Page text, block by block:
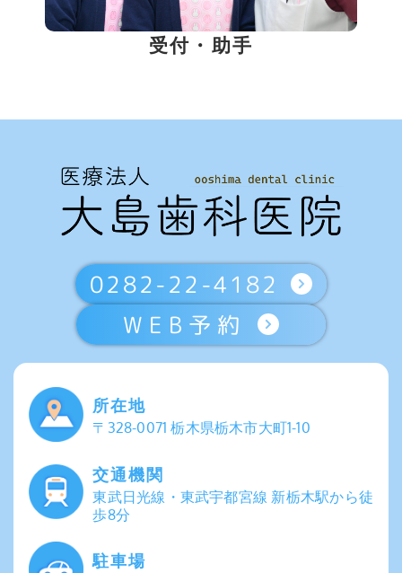
受付・助手
0282-22-4182
WEB予約
所在地
〒328-0071 栃木県栃木市大町1-10
交通機関
東武日光線・東武宇都宮線 新栃木駅から徒
歩8分
駐車場